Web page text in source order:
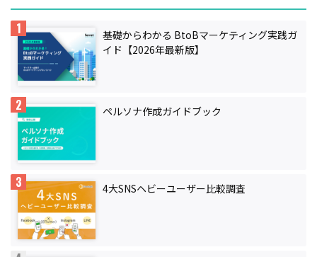
基礎からわかる BtoBマーケティング実践ガ
イド【2026年最新版】
ペルソナ作成ガイドブック
4大SNSヘビーユーザー比較調査